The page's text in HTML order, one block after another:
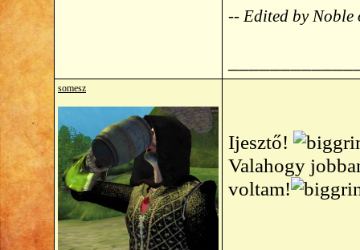
-- Edited by
somesz
Ijesztő!
Valahogy
voltam!